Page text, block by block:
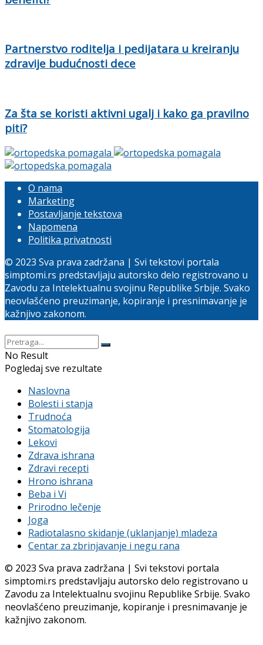
Partnerstvo roditelja i pedijatara u kreiranju
zdravije budućnosti dece
Za šta se koristi aktivni ugalj i kako ga pravilno
piti?
O nama
Marketing
Postavljanje tekstova
Napomena
Politika privatnosti
© 2023 Sva prava zadržana | Svi tekstovi portala
simptomi.rs predstavljaju autorsko delo registrovano u
Zavodu za Intelektualnu svojinu Republike Srbije. Svako
neovlašćeno preuzimanje, kopiranje i presnimavanje je
kažnjivo zakonom.
No Result
Pogledaj sve rezultate
Naslovna
Bolesti i stanja
Trudnoća
Stomatologija
Lekovi
Zdrava ishrana
Zdravi recepti
Hrono ishrana
Beba i Vi
Prirodno lečenje
Joga
Radiotalasno skidanje (uklanjanje) mladeza
Centar za zbrinjavanje i negu rana
© 2023 Sva prava zadržana | Svi tekstovi portala
simptomi.rs predstavljaju autorsko delo registrovano u
Zavodu za Intelektualnu svojinu Republike Srbije. Svako
neovlašćeno preuzimanje, kopiranje i presnimavanje je
kažnjivo zakonom.